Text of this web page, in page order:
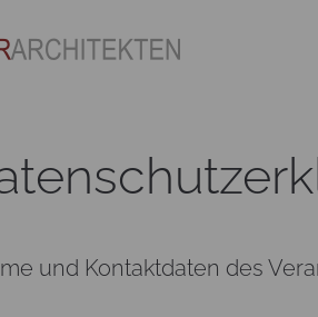
und Kontaktdaten des